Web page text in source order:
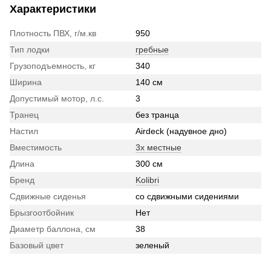
Характеристики
Плотность ПВХ, г/м.кв
950
Тип лодки
гребные
Грузоподъемность, кг
340
Ширина
140 см
Допустимый мотор, л.с.
3
Транец
без транца
Настил
Airdeck (надувное дно)
Вместимость
3х местные
Длина
300 см
Бренд
Kolibri
Сдвижные сиденья
со сдвижными сидениями
Брызгоотбойник
Нет
Диаметр баллона, см
38
Базовый цвет
зеленый